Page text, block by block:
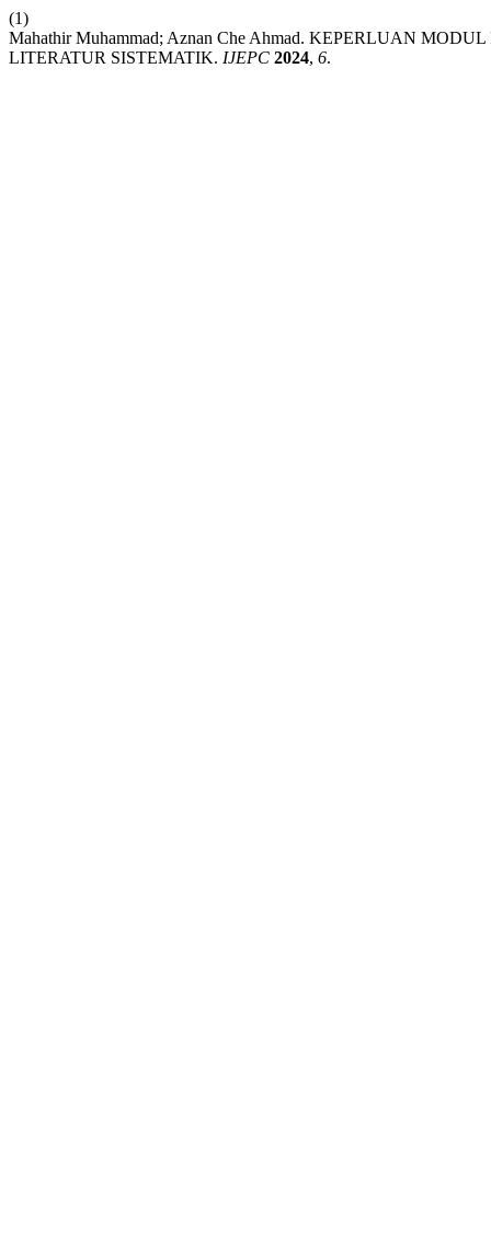
(1)
Mahathir Muhammad; Aznan Che Ahmad. KEPERLUAN
LITERATUR SISTEMATIK. IJEPC 2024, 6.